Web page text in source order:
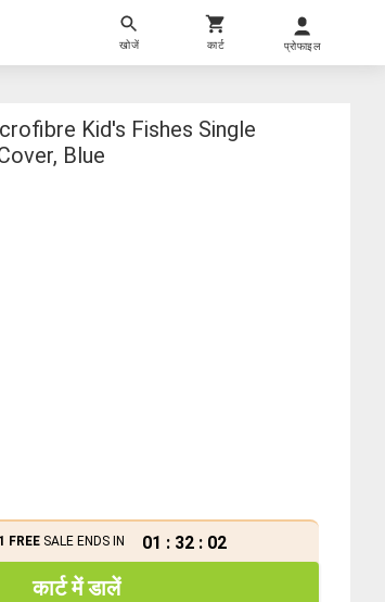
खोजें कार्ट प्रोफाइल
Kid's Fishes Single
Blue
FREESALE ENDS IN 01 : 32 : 01
कार्ट में डालें